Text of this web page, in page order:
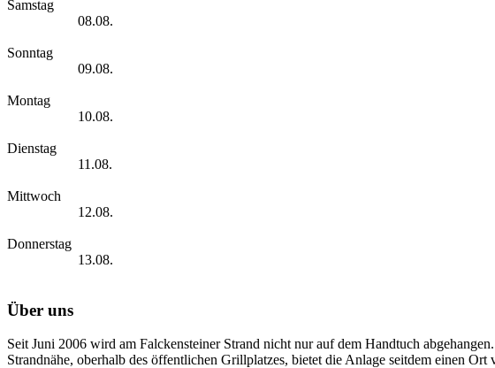
Samstag
08.08.
Sonntag
09.08.
Montag
10.08.
Dienstag
11.08.
Mittwoch
12.08.
Donnerstag
13.08.
Über uns
Seit Juni 2006 wird am Falckensteiner Strand nicht nur auf dem Handtuch
Strandnähe, oberhalb des öffentlichen Grillplatzes, bietet die Anlage seitdem einen